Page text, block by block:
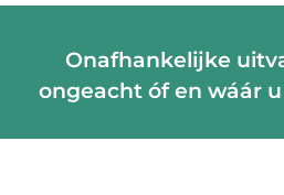
Onafhankelijke
ongeacht óf en wáár